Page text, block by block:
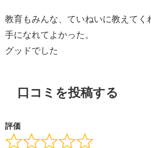
教育もみんな、ていねいに教えてく
手になれてよかった。
グッドでした
口コミを投稿する
評価